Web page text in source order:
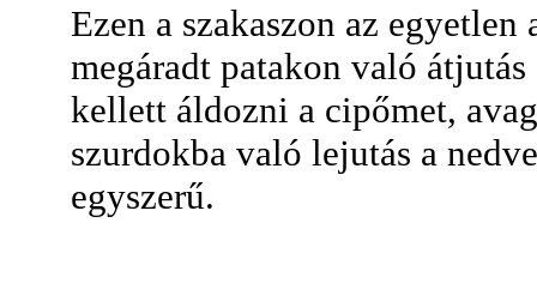
Ezen a szakaszon az
megáradt patakon való
kellett áldozni a cipőmet,
szurdokba való lejutás a
egyszerű.